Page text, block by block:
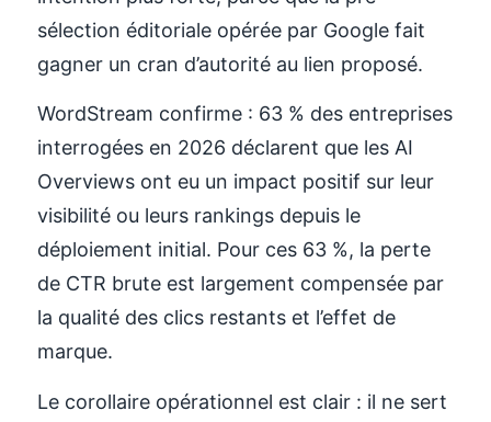
sélection éditoriale opérée par Google fait
gagner un cran d’autorité au lien proposé.
WordStream confirme : 63 % des entreprises
interrogées en 2026 déclarent que les AI
Overviews ont eu un impact positif sur leur
visibilité ou leurs rankings depuis le
déploiement initial. Pour ces 63 %, la perte
de CTR brute est largement compensée par
la qualité des clics restants et l’effet de
marque.
Le corollaire opérationnel est clair : il ne sert